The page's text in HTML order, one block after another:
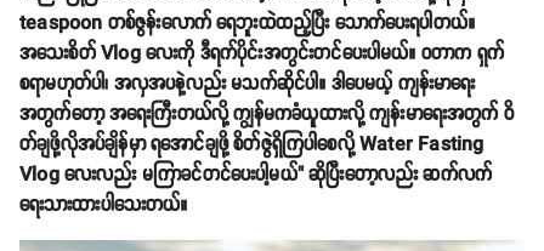
teaspoon တစ်ဇွန်းလောက် ရေဘူးထဲထည့်ပြီး သောက်ပေးရပါတယ်။
အသေးစိတ် Vlog လေးကို ဒီရက်ပိုင်းအတွင်းတင်ပေးပါမယ်။ ဝတာက ရှက်
စရာမဟုတ်ပါ၊ အလှအပနဲ့လည်း မသက်ဆိုင်ပါ။ ဒါပေမယ့် ကျန်းမာရေး
အတွက်တော့ အရေးကြီးတယ်လို့ ကျွန်မကခံယူထားလို့ ကျန်းမာရေးအတွက် ဝိ
တ်ချဖို့လိုအပ်ချိန်မှာ ရအောင်ချဖို့ စိတ်ဇွဲရှိကြပါစေလို့ Water Fasting
Vlog လေးလည်း မကြာခင်တင်ပေးပါ့မယ်" ဆိုပြီးတော့လည်း ဆက်လက်
ရေးသားထားပါသေးတယ်။